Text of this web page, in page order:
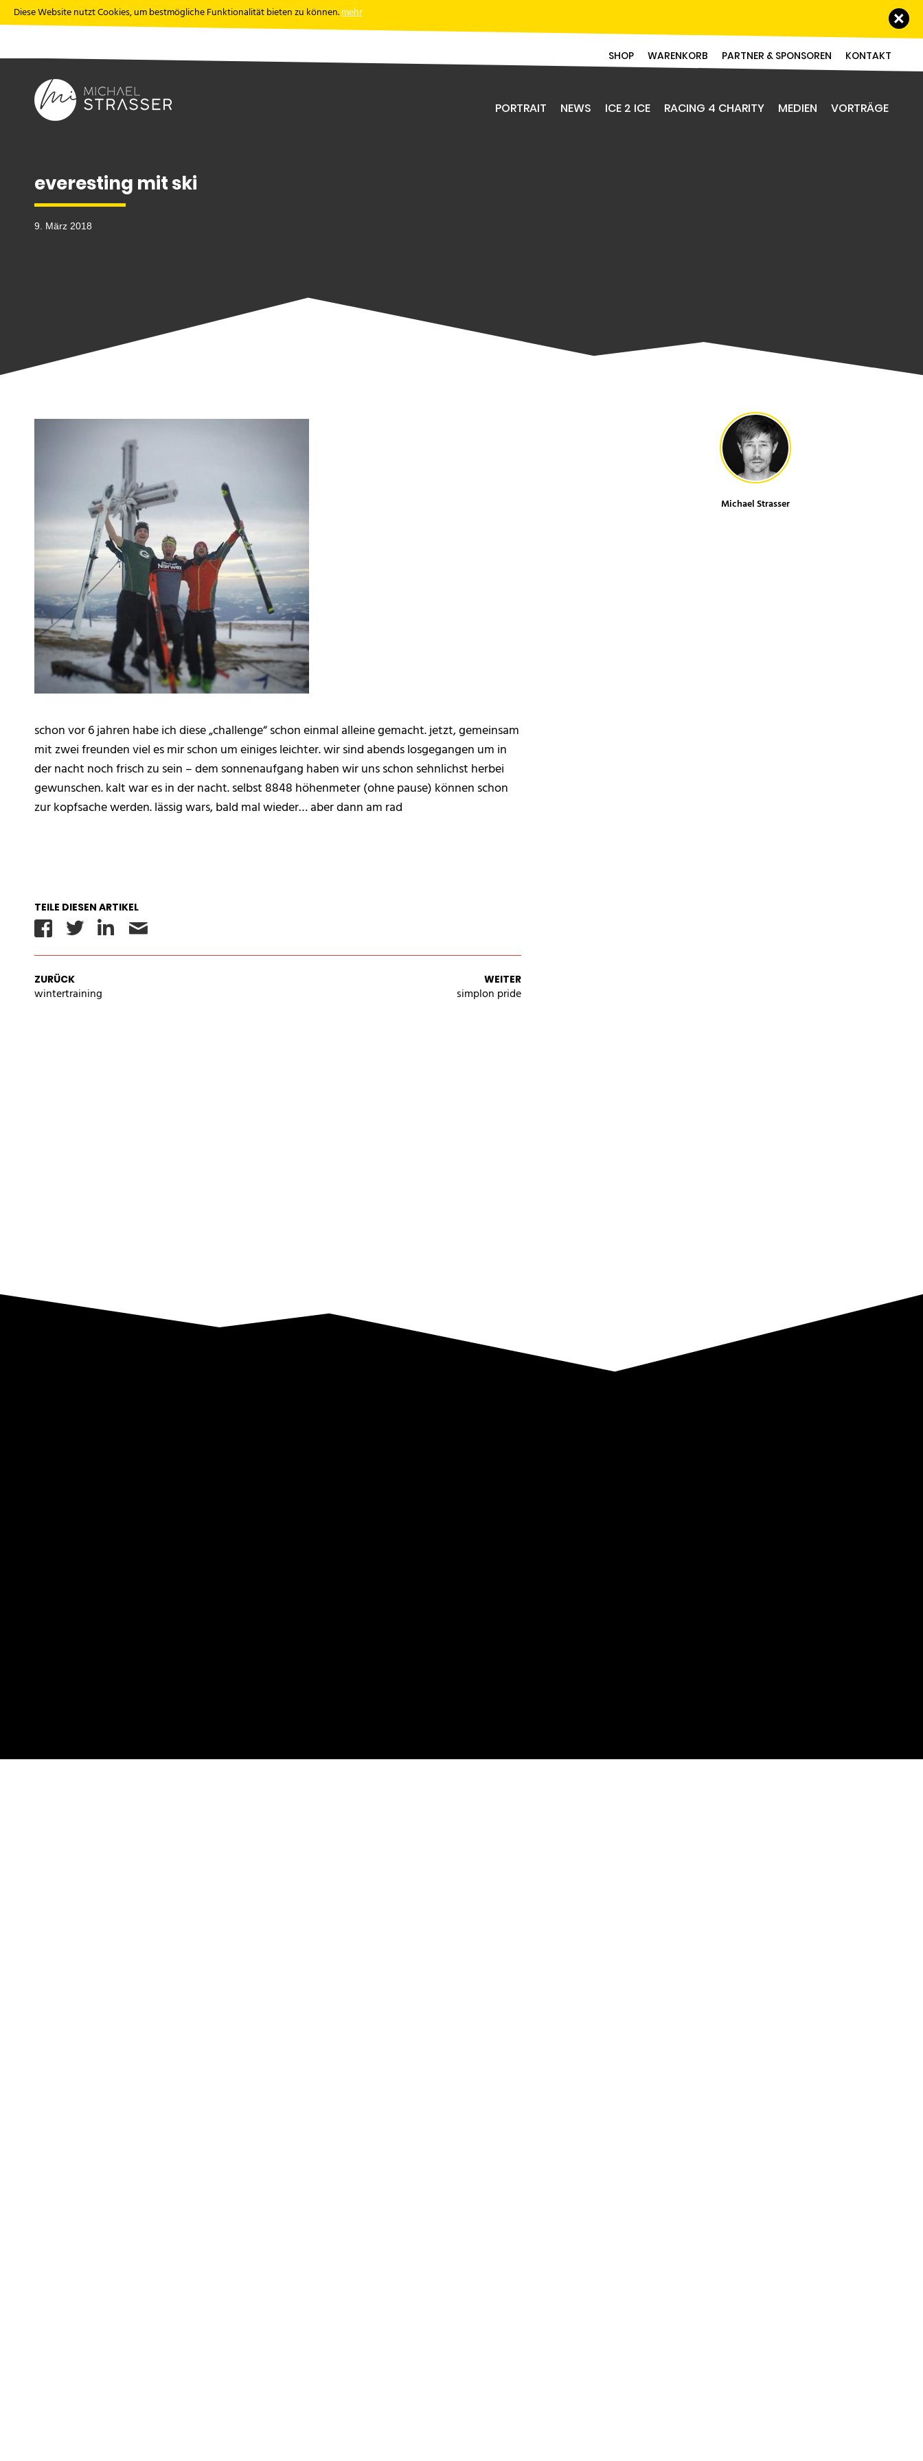
Diese Website nutzt Cookies, um bestmögliche Funktionalität bieten zu können.mehr
SHOP WARENKORB PARTNER & SPONSOREN KONTAKT
PORTRAIT NEWS ICE 2 ICE RACING 4 CHARITY MEDIEN VORTRÄGE
everesting mit ski
9. März 2018
schon vor 6 jahren habe ich diese „challenge“ schon einmal alleine gemacht. jetzt, gemeinsam
mit zwei freunden viel es mir schon um einiges leichter. wir sind abends losgegangen um in
der nacht noch frisch zu sein – dem sonnenaufgang haben wir uns schon sehnlichst herbei
gewunschen. kalt war es in der nacht. selbst 8848 höhenmeter (ohne pause) können schon
zur kopfsache werden. lässig wars, bald mal wieder… aber dann am rad
TEILE DIESEN ARTIKEL
Facebook
Twitter
Linkedin
ZURÜCK
wintertraining
WEITER
simplon pride
Michael Strasser
WIDERRUFSBELEHRUNG